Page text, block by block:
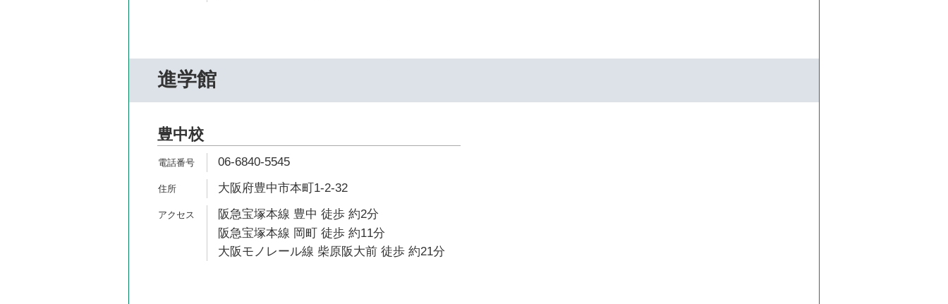
進学館
豊中校
06-6840-5545
大阪府豊中市本町1-2-32
阪急宝塚本線 豊中 徒歩 約2分
阪急宝塚本線 岡町 徒歩 約11分
大阪モノレール線 柴原阪大前 徒歩 約21分